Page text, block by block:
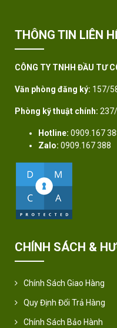
THÔNG TIN LIÊN
CÔNG TY TNHH ĐẦU TƯ
Văn phòng đăng ký: 157/
Phòng kỹ thuật chính:
Hotline: 0909.167
Zalo: 0909.167 388
CHÍNH SÁCH &
Chính Sách Giao Hàng
Quy Định Đổi Trả Hàng
Chính Sách Bảo Hành